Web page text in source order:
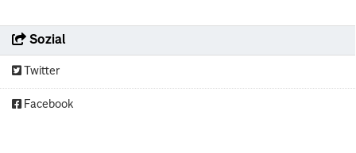
Sozial
Twitter
Facebook